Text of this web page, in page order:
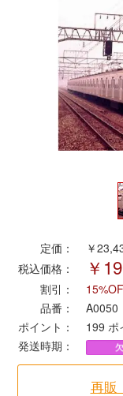
トミーテック
マイクロエース
Bトレインショー
MODEMO(モデモ)
さんけい
トラムウェイ
定価：
￥
税込価格：
￥
割引：
品番：
A0050
ポイント：
199 ポ
発送時期：
再販